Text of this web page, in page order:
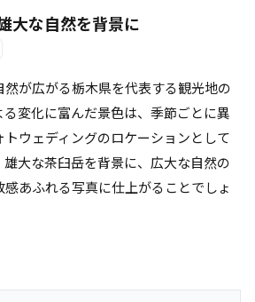
大な自然を背景に
が広がる栃木県を代表する観光地の
変化に富んだ景色は、季節ごとに異
ウェディングのロケーションとして
大な茶臼岳を背景に、広大な自然の
あふれる写真に仕上がることでしょ